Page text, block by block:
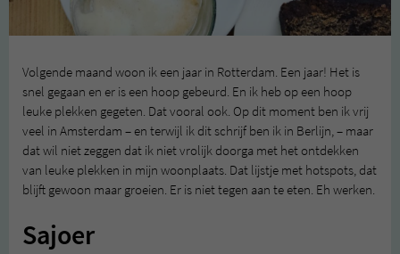
Volgende maand woon ik een jaar in Rotterdam. Een jaar! Het is
snel gegaan en er is een hoop gebeurd. En ik heb op een hoop
leuke plekken gegeten. Dat vooral ook. Op dit moment ben ik vrij
veel in Amsterdam – en terwijl ik dit schrijf ben ik in Berlijn, – maar
dat wil niet zeggen dat ik niet vrolijk doorga met het ontdekken
van leuke plekken in mijn woonplaats. Dat lijstje met hotspots, dat
blijft gewoon maar groeien. Er is niet tegen aan te eten. Eh werken.
Sajoer